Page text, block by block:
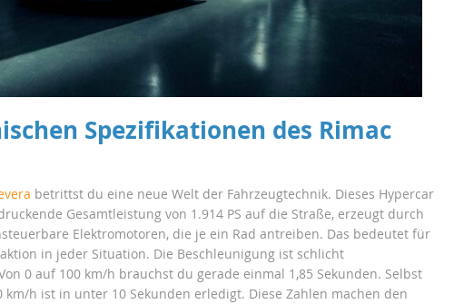
Spezifikationen des Rimac
betrittst du eine neue Welt der Fahrzeugtechnik. Dieses Hypercar
Gesamtleistung von 1.914 PS auf die Straße, erzeugt durch
Elektromotoren, die je ein Rad antreiben. Das bedeutet für
in jeder Situation. Die Beschleunigung ist schlicht
0 auf 100 km/h brauchst du gerade einmal 1,85 Sekunden. Selbst
km/h ist in unter 10 Sekunden erledigt. Diese Zahlen machen den